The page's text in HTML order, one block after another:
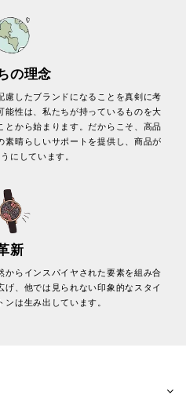
の理念
慮したブランドになることを真剣に考
能性は、私たちが持っているものを大
とから始まります。だからこそ、高品
素晴らしいサポートを提供し、商品が
にしています。
新
からインスパイヤされた要素を組み合
げ、他では見られない印象的なスタイ
ンは生み出しています。